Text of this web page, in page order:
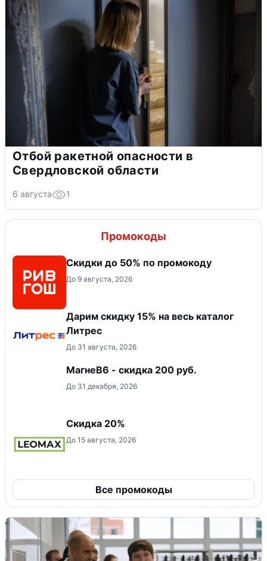
Отбой ракетной опасности в
Свердловской области
6 августа 1
Промокоды
Скидки до 50% по промокоду
До 9 августа, 2026
Дарим скидку 15% на весь каталог
Литрес
До 31 августа, 2026
МагнеB6 - скидка 200 руб.
До 31 декабря, 2026
Скидка 20%
До 15 августа, 2026
Все промокоды